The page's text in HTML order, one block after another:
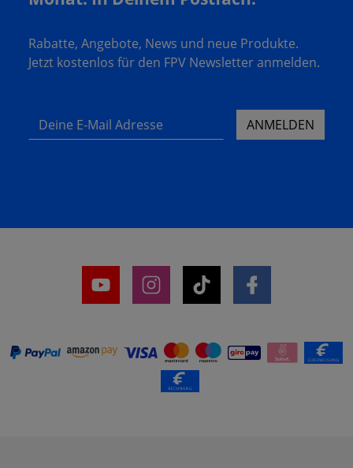
Rabatte, Angebote, News und neue Produkte.
Jetzt kostenlos für den FPV Newsletter anmelden.
Deine E-Mail Adresse ANMELDEN